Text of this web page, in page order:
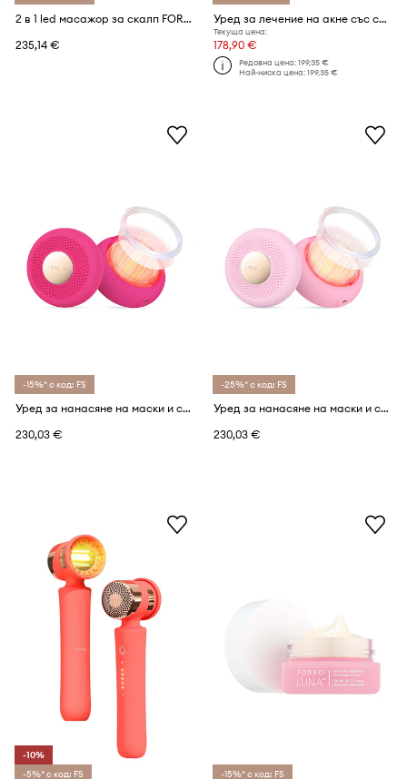
2 в 1 led масажор за скалп FOREO LUNA 4 hair Lavender
235,14 €
Уред за лечение на акне със синя led светлина FOREO ESPADA™ 2
Текуща цена:
178,90 €
Редовна цена:199,35 €
Най-ниска цена:199,35 €
-15%* с код: FS
Уред за нанасяне на маски и светлинна терапия FOREO UFO™ 3 mini
230,03 €
-25%* с код: FS
Уред за нанасяне на маски и светлинна терапия FOREO UFO™ 3 mini
230,03 €
-10%
-5%* с код: FS
-15%* с код: FS